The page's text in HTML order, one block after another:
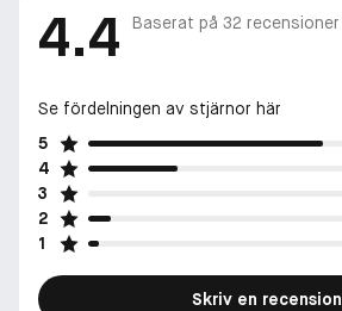
4.4 Baserat på 32 recensioner
Se fördelningen av stjärnor här
5
4
3
2
1
Skriv en recension